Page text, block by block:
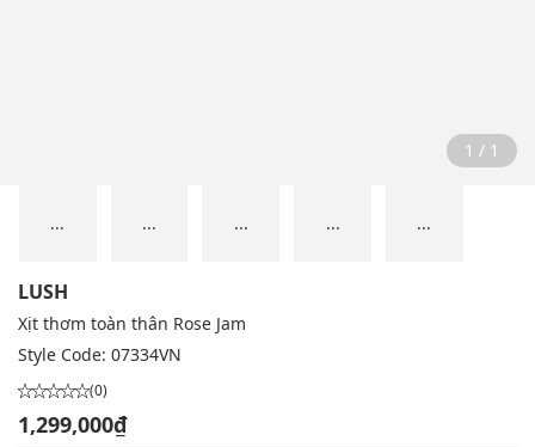
1 / 1
... ... ... ... ...
LUSH
Xịt thơm toàn thân Rose Jam
Style Code: 07334VN
(0)
1,299,000₫